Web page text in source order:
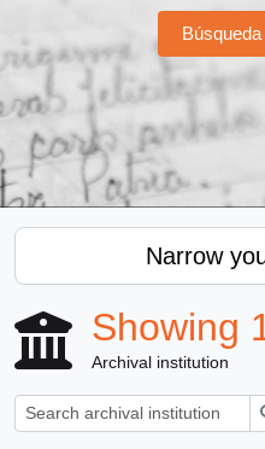
Narrow
Showing
Archival institution